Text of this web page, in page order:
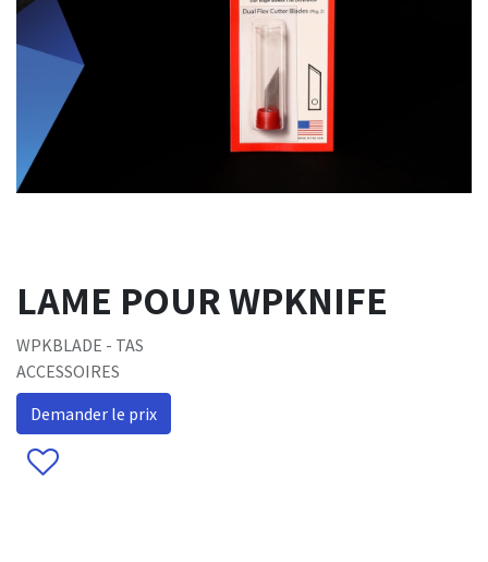
LAME POUR WPKNIFE
WPKBLADE - TAS
ACCESSOIRES
Demander le prix